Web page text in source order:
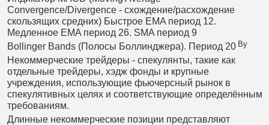
Convergence/Divergence - схождение/расхождение
скользящих средних) Быстрое EMA период 12.
Медленное EMA период 26. SMA период 9
Bollinger Bands (Полосы Боллинджера). Период 20
Некоммерческие трейдеры - спекулянты, такие как
отдельные трейдеры, хэдж фонды и крупные
учреждения, использующие фьючерсный рынок в
спекулятивных целях и соответствующие определённым
требованиям.
Длинные некоммерческие позиции представляют
By